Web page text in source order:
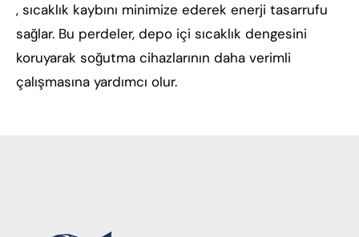
, sıcaklık kaybını minimize ederek enerji tasarrufu
sağlar. Bu perdeler, depo içi sıcaklık dengesini
koruyarak soğutma cihazlarının daha verimli
çalışmasına yardımcı olur.